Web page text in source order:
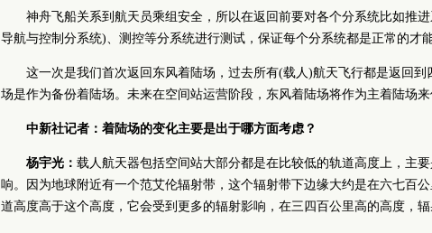
神舟飞船关系到航天员乘组安全，所以在返回前要对各个分系统比如推进
导航与控制分系统)、测控等分系统进行测试，保证每个分系统都是正常的才能
这一次是我们首次返回东风着陆场，过去所有(载人)航天飞行都是返回
场是作为备份着陆场。未来在空间站运营阶段，东风着陆场将作为主着陆场来
中新社记者：着陆场的变化主要是出于哪方面考虑？
杨宇光： 载人航天器包括空间站大部分都是在比较低的轨道高度上，主
响。因为地球附近有一个范艾伦辐射带，这个辐射带下边缘大约是在六七百
道高度高于这个高度，它会受到更多的辐射影响，在三四百公里高的高度，辐